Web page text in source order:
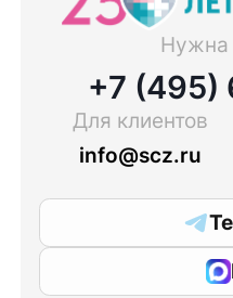
Нужна
+7
Для клиентов
info@scz.ru